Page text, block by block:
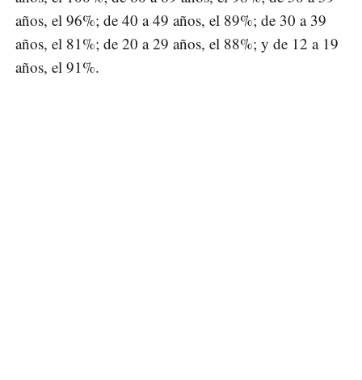
años, el 96%; de 40 a 49 años, el 89%; de 30 a 39
años, el 81%; de 20 a 29 años, el 88%; y de 12 a 19
años, el 91%.